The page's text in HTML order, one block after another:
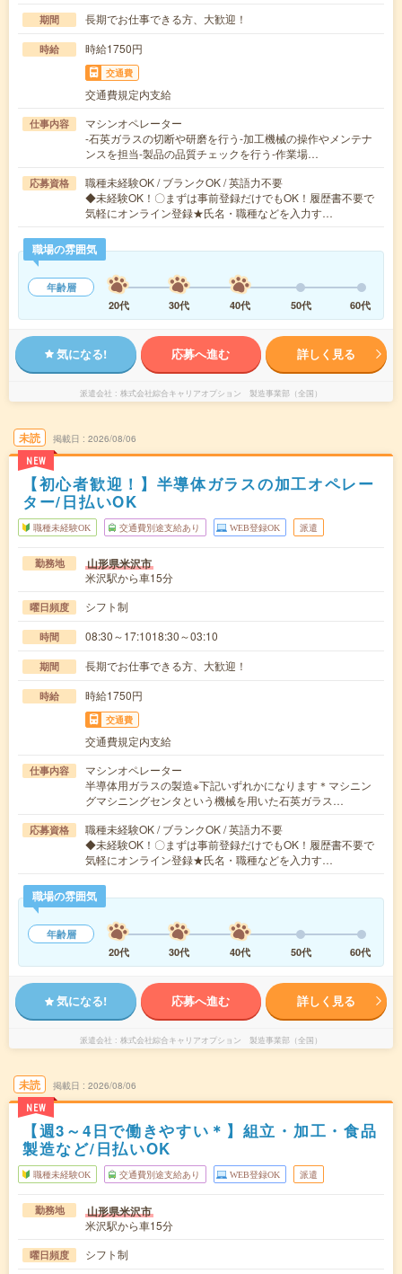
期間 長期でお仕事できる方、大歓迎！
時給 時給1750円
交通費
交通費規定内支給
仕事内容
マシンオペレーター
-石英ガラスの切断や研磨を行う-加工機械の操作やメンテナ
ンスを担当-製品の品質チェックを行う-作業場…
応募資格
職種未経験OK / ブランクOK / 英語力不要
◆未経験OK！〇まずは事前登録だけでもOK！履歴書不要で
気軽にオンライン登録★氏名・職種などを入力す…
職場の雰囲気
年齢層
20代
30代 40代 50代 60代
気になる! 応募へ進む 詳しく見る
派遣会社 株式会社綜合キャリアオプション 製造事業部（全国）
未読
NEW
掲載日 2026/08/06
【初心者歓迎！】半導体ガラスの加工オペレー
ター/日払いOK
職種未経験OK 交通費別途支給あり WEB登録OK 派遣
勤務地 山形県米沢市
米沢駅から車15分
曜日頻度 シフト制
時間 08:30～17:1018:30～03:10
期間 長期でお仕事できる方、大歓迎！
時給 時給1750円
交通費
交通費規定内支給
仕事内容
マシンオペレーター
半導体用ガラスの製造※下記いずれかになります＊マシニン
グマシニングセンタという機械を用いた石英ガラス…
応募資格
職種未経験OK / ブランクOK / 英語力不要
◆未経験OK！〇まずは事前登録だけでもOK！履歴書不要で
気軽にオンライン登録★氏名・職種などを入力す…
職場の雰囲気
年齢層
20代
30代 40代 50代 60代
気になる! 応募へ進む 詳しく見る
派遣会社 株式会社綜合キャリアオプション 製造事業部（全国）
未読
NEW
掲載日 2026/08/06
【週3～4日で働きやすい＊】組立・加工・食品
製造など/日払いOK
職種未経験OK 交通費別途支給あり WEB登録OK 派遣
勤務地 山形県米沢市
米沢駅から車15分
曜日頻度 シフト制